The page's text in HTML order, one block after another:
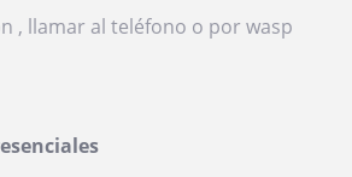
, llamar al teléfono o por wasp